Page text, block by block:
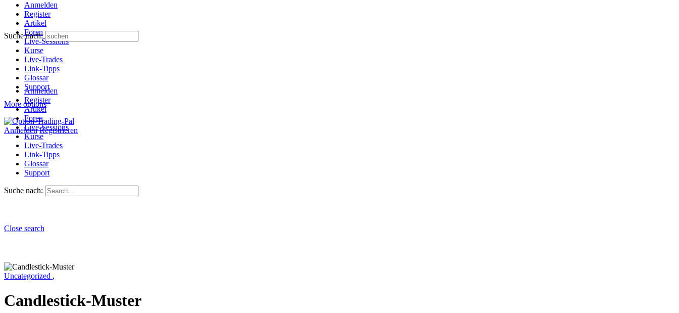
Anmelden
Register
Artikel
Foren
Live-Sessions
Kurse
Live-Trades
Link-Tipps
Glossar
Support
More options
Anmelden Registrieren
Suche nach:
Anmelden
Register
Artikel
Foren
Live-Sessions
Kurse
Live-Trades
Link-Tipps
Glossar
Support
Suche nach:
Close search
Uncategorized ,
Candlestick-Muster